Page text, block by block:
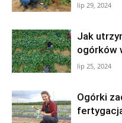
lip 29, 2024
Jak
ogórków
lip 25, 2024
Ogórki